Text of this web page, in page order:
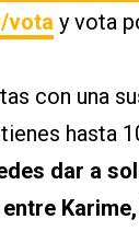
vota y vota
con una
hasta
dar a